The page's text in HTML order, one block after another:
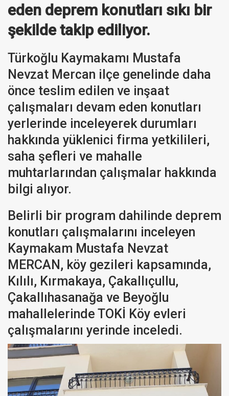
eden deprem konutları sıkı bir
şekilde takip ediliyor.
Türkoğlu Kaymakamı Mustafa
Nevzat Mercan ilçe genelinde daha
önce teslim edilen ve inşaat
çalışmaları devam eden konutları
yerlerinde inceleyerek durumları
hakkında yüklenici firma yetkilileri,
saha şefleri ve mahalle
muhtarlarından çalışmalar hakkında
bilgi alıyor.
Belirli bir program dahilinde deprem
konutları çalışmalarını inceleyen
Kaymakam Mustafa Nevzat
MERCAN, köy gezileri kapsamında,
Kılılı, Kırmakaya, Çakallıçullu,
Çakallıhasanağa ve Beyoğlu
mahallelerinde TOKİ Köy evleri
çalışmalarını yerinde inceledi.